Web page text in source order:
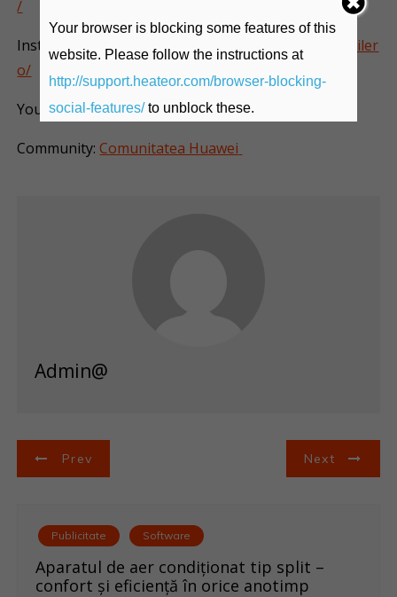
/
Instagram:
https://www.instagram.com/huaweimobiler
o/
YouTube:Huawei Mobile Romania
Community:Comunitatea Huawei
Admin@
N
Prev Next
Publicitate Software
Aparatul de aer condiționat tip split –
confort și eficiență în orice anotimp
Your browser is blocking some features of this
website. Please follow the instructions at
http://support.heateor.com/browser-blocking-
social-features/to unblock these.